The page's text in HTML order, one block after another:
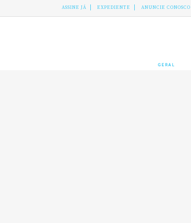
ASSINE JÁ EXPEDIENTE ANUNCIE CONOSCO
GERAL